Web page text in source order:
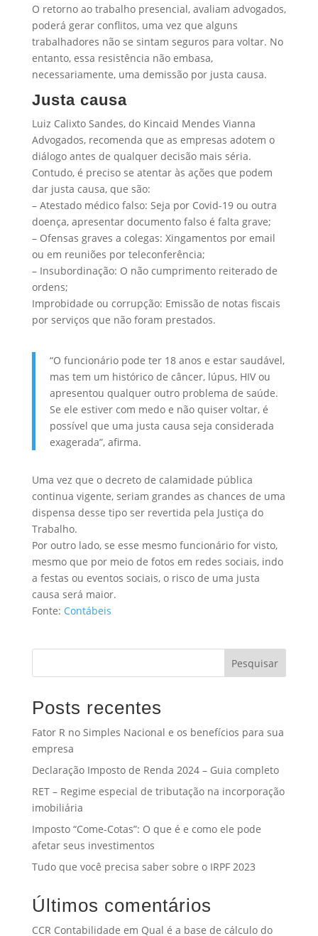
O retorno ao trabalho presencial, avaliam advogados,
poderá gerar conflitos, uma vez que alguns
trabalhadores não se sintam seguros para voltar. No
entanto, essa resistência não embasa,
necessariamente, uma demissão por justa causa.
Justa causa
Luiz Calixto Sandes, do Kincaid Mendes Vianna
Advogados, recomenda que as empresas adotem o
diálogo antes de qualquer decisão mais séria.
Contudo, é preciso se atentar às ações que podem
dar justa causa, que são:
– Atestado médico falso: Seja por Covid-19 ou outra
doença, apresentar documento falso é falta grave;
– Ofensas graves a colegas: Xingamentos por email
ou em reuniões por teleconferência;
– Insubordinação: O não cumprimento reiterado de
ordens;
Improbidade ou corrupção: Emissão de notas fiscais
por serviços que não foram prestados.
“O funcionário pode ter 18 anos e estar saudável,
mas tem um histórico de câncer, lúpus, HIV ou
apresentou qualquer outro problema de saúde.
Se ele estiver com medo e não quiser voltar, é
possível que uma justa causa seja considerada
exagerada”, afirma.
Uma vez que o decreto de calamidade pública
continua vigente, seriam grandes as chances de uma
dispensa desse tipo ser revertida pela Justiça do
Trabalho.
Por outro lado, se esse mesmo funcionário for visto,
mesmo que por meio de fotos em redes sociais, indo
a festas ou eventos sociais, o risco de uma justa
causa será maior.
Fonte: Contábeis
Pesquisar
Posts recentes
Fator R no Simples Nacional e os benefícios para sua
empresa
Declaração Imposto de Renda 2024 – Guia completo
RET – Regime especial de tributação na incorporação
imobiliária
Imposto “Come-Cotas”: O que é e como ele pode
afetar seus investimentos
Tudo que você precisa saber sobre o IRPF 2023
Últimos comentários
CCR Contabilidade em Qual é a base de cálculo do